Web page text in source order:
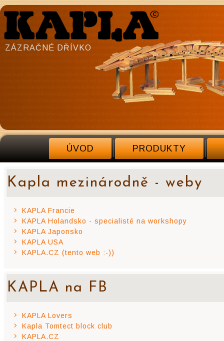
ZÁZRAČNÉ DŘÍVKO
ÚVOD PRODUKTY
Kapla mezinárodně - weby
KAPLA Francie
KAPLA Holandsko - specialisté na workshopy
KAPLA Japonsko
KAPLA USA
KAPLA.CZ (tento web :-))
KAPLA na FB
KAPLA Lovers
Kapla Tomtect block club
KAPLA.CZ